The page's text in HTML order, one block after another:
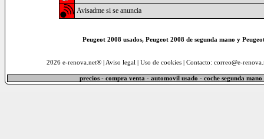
Avisadme si se anuncia
Peugeot 2008 usados, Peugeot 2008 de segunda mano y
2026 e-renova.net® | Aviso legal Uso de cookies| Contacto: correo@e-
precios - compra venta - automovil usado - coche segunda mano